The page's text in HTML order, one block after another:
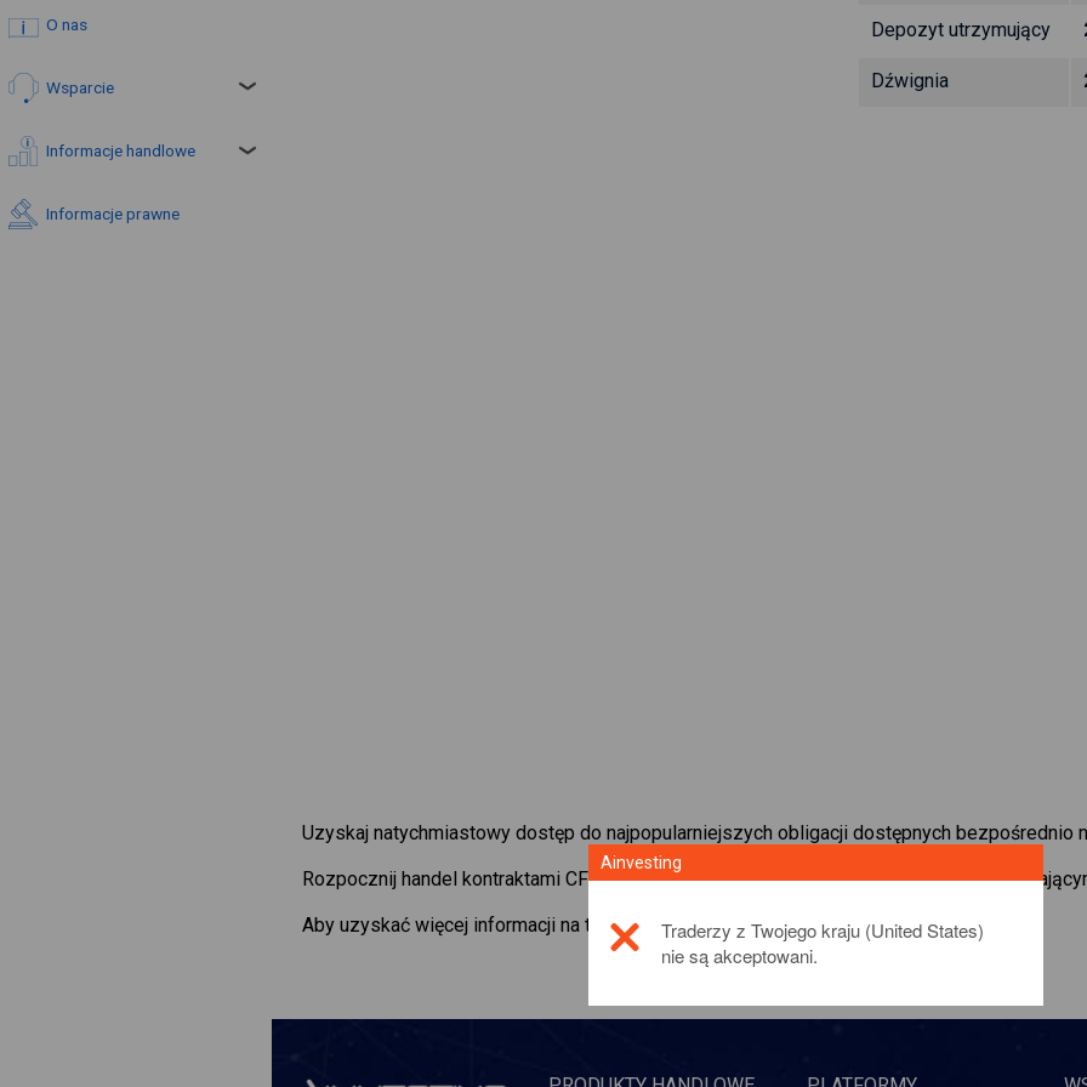
O nas
Wsparcie
Informacje handlowe
Informacje prawne
Depozyt utrzymujący
Dźwignia
Uzyskaj natychmiastowy dostęp do najpopularniejszych obligacji dostępnych bezpośrednio
Rozpocznij handel kontraktami CFD wDogecoinz minimalnym depozytem
Aby uzyskać więcej informacji na temat tego produktu inwestycyjnego,Kliknij tutaj
Ainvesting
Traderzy z Twojego kraju (United States)
nie są akceptowani.